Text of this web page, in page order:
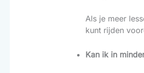
Als je meer
kunt rijden
Kan ik in